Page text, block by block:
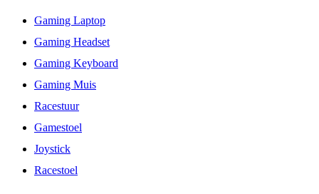
Gaming Laptop
Gaming Headset
Gaming Keyboard
Gaming Muis
Racestuur
Gamestoel
Joystick
Racestoel